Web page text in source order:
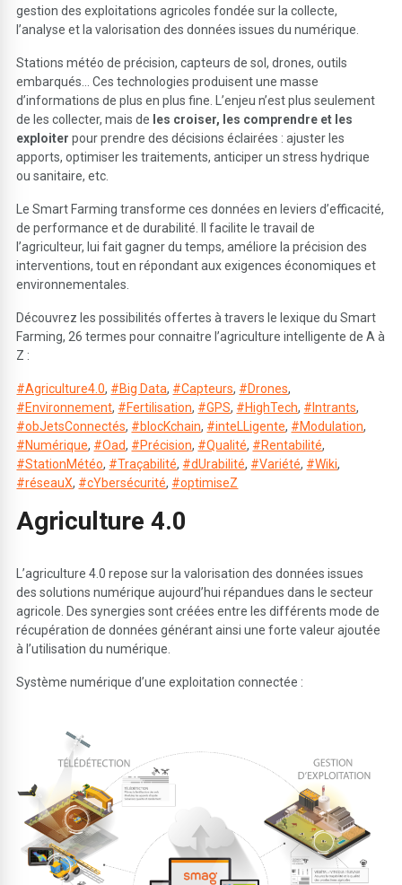
gestion des exploitations agricoles fondée sur la collecte,
l’analyse et la valorisation des données issues du numérique.
Stations météo de précision, capteurs de sol, drones, outils
embarqués… Ces technologies produisent une masse
d’informations de plus en plus fine. L’enjeu n’est plus seulement
de les collecter, mais de les croiser, les comprendre et les
exploiter pour prendre des décisions éclairées : ajuster les
apports, optimiser les traitements, anticiper un stress hydrique
ou sanitaire, etc.
Le Smart Farming transforme ces données en leviers d’efficacité,
de performance et de durabilité. Il facilite le travail de
l’agriculteur, lui fait gagner du temps, améliore la précision des
interventions, tout en répondant aux exigences économiques et
environnementales.
Découvrez les possibilités offertes à travers le lexique du Smart
Farming, 26 termes pour connaitre l’agriculture intelligente de A à
Z :
#Agriculture4.0, #Big Data, #Capteurs, #Drones,
#Environnement, #Fertilisation, #GPS, #HighTech, #Intrants,
#obJetsConnectés, #blocKchain, #inteLLigente, #Modulation,
#Numérique, #Oad, #Précision, #Qualité, #Rentabilité,
#StationMétéo, #Traçabilité, #dUrabilité, #Variété, #Wiki,
#réseauX, #cYbersécurité, #optimiseZ
Agriculture 4.0
L’agriculture 4.0 repose sur la valorisation des données issues
des solutions numérique aujourd’hui répandues dans le secteur
agricole. Des synergies sont créées entre les différents mode de
récupération de données générant ainsi une forte valeur ajoutée
à l’utilisation du numérique.
Système numérique d’une exploitation connectée :